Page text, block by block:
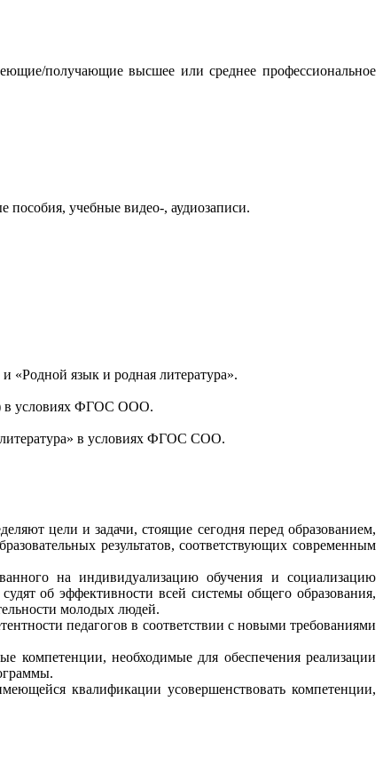
получающие высшее или среднее профессиональное
учебные видео-, аудиозаписи.
«Родной язык и родная литература».
в условиях ФГОС ООО.
литература» в условиях ФГОС СОО.
цели и задачи, стоящие сегодня перед образованием,
результатов, соответствующих современным
на индивидуализацию обучения и социализацию
об эффективности всей системы общего образования,
молодых людей.
педагогов в соответствии с новыми требованиями
необходимые для обеспечения реализации
квалификации усовершенствовать компетенции,